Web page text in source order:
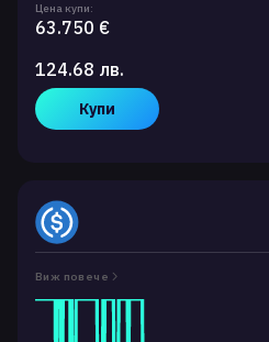
Цена купи:
63.750 €
124.68 лв.
Купи
Виж повече